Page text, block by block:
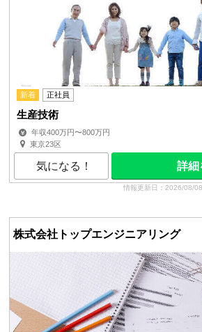
新着 正社員
生産技術
年収400万円〜800万円
東京23区
気になる！ 詳細
情報更新日：2026/08/08
株式会社トップエンジニアリング